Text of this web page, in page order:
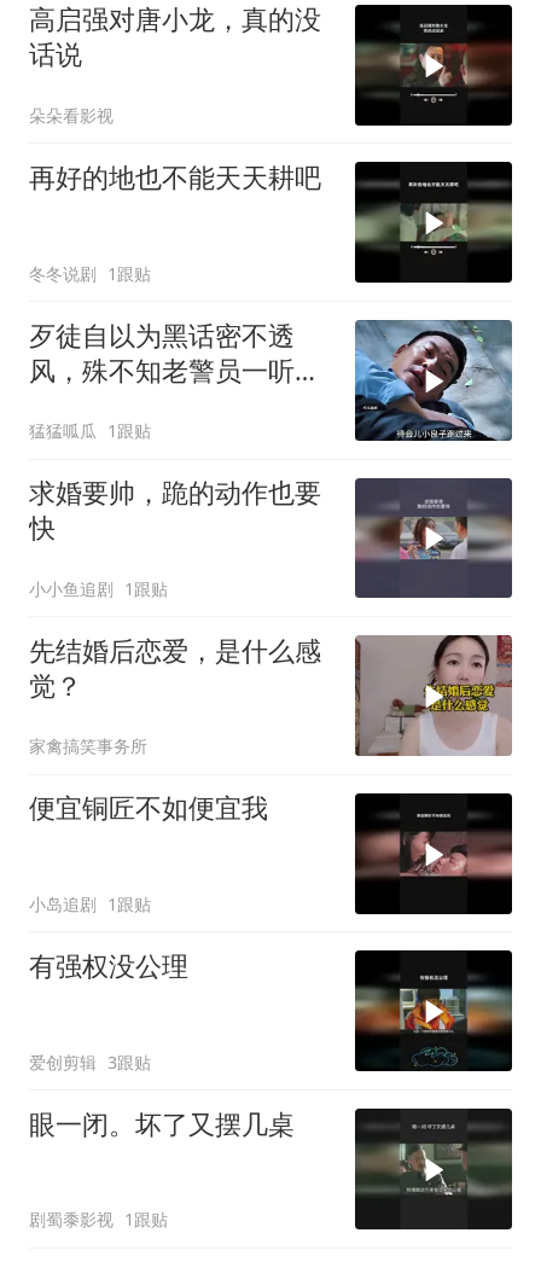
高启强对唐小龙，真的没
话说
朵朵看影视
再好的地也不能天天耕吧
冬冬说剧 1跟贴
歹徒自以为黑话密不透
风，殊不知老警员一听便
猛猛呱瓜 1跟贴
求婚要帅，跪的动作也要
快
小小鱼追剧 1跟贴
先结婚后恋爱，是什么感
觉？
家禽搞笑事务所
便宜铜匠不如便宜我
小岛追剧 1跟贴
有强权没公理
爱创剪辑 3跟贴
眼一闭。坏了又摆几桌
剧蜀黍影视 1跟贴